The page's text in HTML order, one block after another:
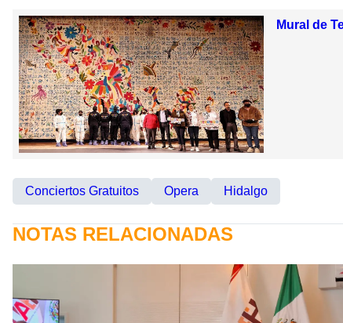
Mural de
Conciertos Gratuitos Opera Hidalgo
NOTAS RELACIONADAS